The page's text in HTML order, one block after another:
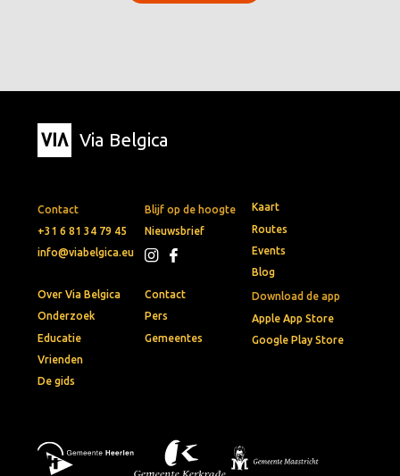
Via Belgica
Contact
+31 6 81 34 79 45
info@viabelgica.eu
Blijf op de hoogte
Nieuwsbrief
Download de app
Apple App Store
Google Play Store
Kaart
Routes
Events
Blog
Over Via Belgica
Onderzoek
Educatie
Vrienden
De gids
Contact
Pers
Gemeentes